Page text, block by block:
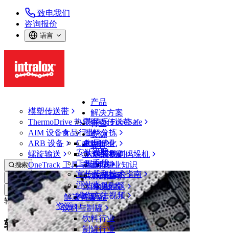
致电我们
咨询报价
语言
产品
模塑传送带
ThermoDrive 热塑驱动传送带
AIM 设备
ARB 设备
螺旋输送
OneTrack 工具与组件
解决方案
英特乐 FoodSafe
批料分拣
布局优化
从包装机到码垛机
专业知识
服务
技术
解决方案
行业
食品行业
禽肉行业
鱼类和海鲜
果蔬行业
烘焙行业
休闲食品
乳制品
饮料与制罐
饮料行业
制罐行业
资源
CalcLab
安装说明
工程手册
宣传册和技术指南
评估表
操作方法视频
资源
支持
联系我们
保证
政策声明
常见问题
支持
搜索
打开菜单
资源
转弯传送带评估表（公制）
转弯传送带评估表（公制）